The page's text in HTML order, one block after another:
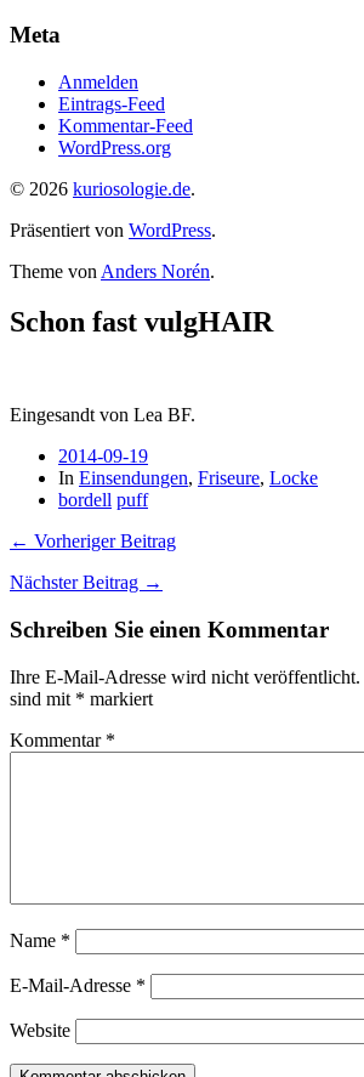
Meta
Anmelden
Eintrags-Feed
Kommentar-Feed
WordPress.org
© 2026 kuriosologie.de.
Präsentiert von WordPress.
Theme von Anders Norén.
Schon fast vulgHAIR
Eingesandt von Lea BF.
2014-09-19
In Einsendungen, Friseure, Locke
bordell puff
← Vorheriger Beitrag
Nächster Beitrag →
Schreiben Sie einen Kommentar
Ihre E-Mail-Adresse wird nicht veröffentlicht.
sind mit * markiert
Kommentar *
Name *
E-Mail-Adresse *
Website